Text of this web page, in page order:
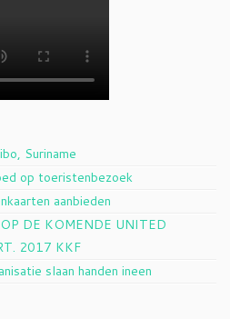
Suriname
op toeristenbezoek
aanbieden
DE KOMENDE UNITED
2017 KKF
slaan handen ineen